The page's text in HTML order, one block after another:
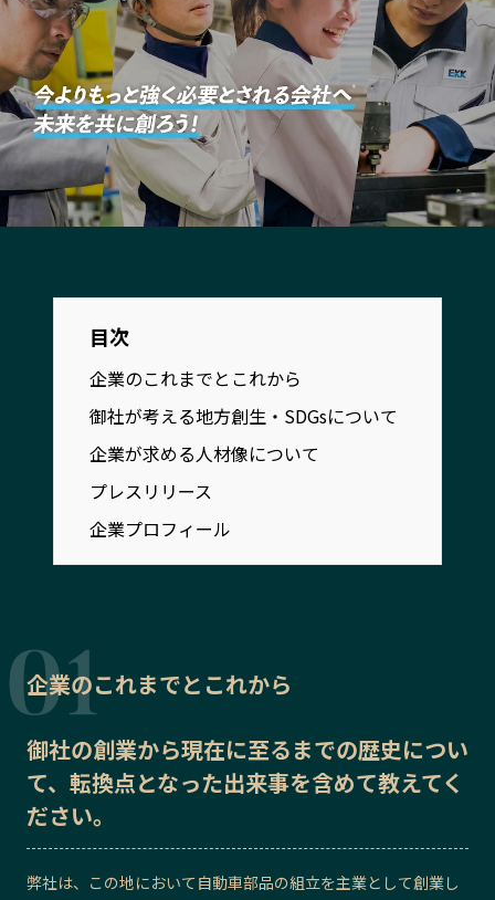
鳥取エリア
島根エリア
岡山エリア
広島エリア
山口エリア
徳島エリア
香川エリア
愛媛エリア
高知エリア
福岡エリア
佐賀エリア
長崎エリア
熊本エリア
大分エリア
沖縄エリア
カテゴリから探す
プレスリリース
MILCプロジェクト
Localist
イベント
飲食店
記事ライター アンバサダー
お問い合わせ 会社概要
目次
企業のこれまでとこれから
御社が考える地方創生・SDGsについて
企業が求める人材像について
プレスリリース
企業プロフィール
企業のこれまでとこれから
御社の創業から現在に至るまでの歴史につい
て、転換点となった出来事を含めて教えてく
ださい。
弊社は、この地において自動車部品の組立を主業として創業し